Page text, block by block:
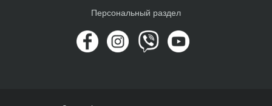
Персональный раздел